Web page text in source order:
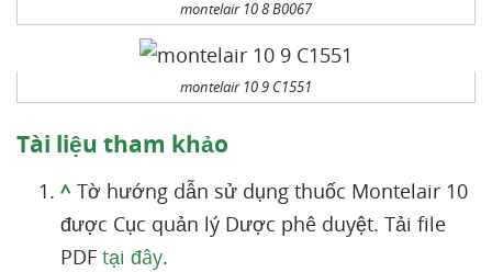
montelair 10 8 B0067
montelair 10 9 C1551
Tài liệu tham khảo
^ Tờ hướng dẫn sử dụng thuốc Montelair 10
được Cục quản lý Dược phê duyệt. Tải file
PDF tại đây.